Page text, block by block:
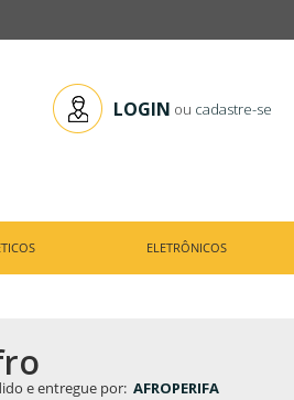
LOGIN ou cadastre-se
ELETRÔNICOS
e entregue por: AFROPERIFA